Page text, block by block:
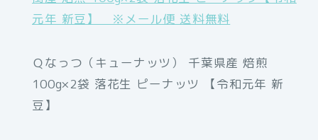
元年 新豆】 ※メール便 送料無料
Ｑなっつ（キューナッツ） 千葉県産 焙煎
100g×2袋 落花生 ピーナッツ 【令和元年 新
豆】